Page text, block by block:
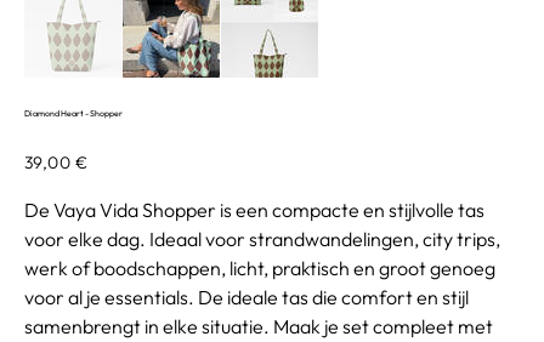
Diamond Heart - Shopper
Prix
39,00 €
De Vaya Vida Shopper is een compacte en stijlvolle tas
voor elke dag. Ideaal voor strandwandelingen, city trips,
werk of boodschappen, licht, praktisch en groot genoeg
voor al je essentials. De ideale tas die comfort en stijl
samenbrengt in elke situatie. Maak je set compleet met